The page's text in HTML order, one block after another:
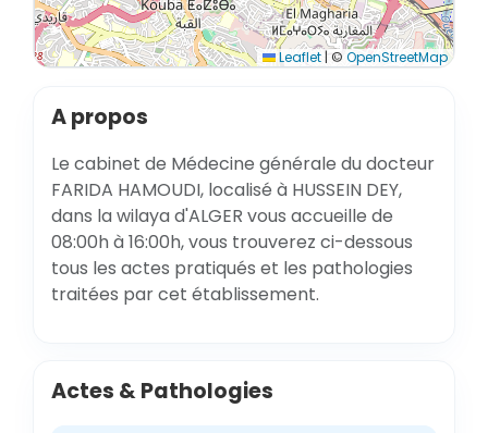
Leaflet | © OpenStreetMap
A propos
Le cabinet de Médecine générale du docteur
FARIDA HAMOUDI, localisé à HUSSEIN DEY,
dans la wilaya d'ALGER vous accueille de
08:00h à 16:00h, vous trouverez ci-dessous
tous les actes pratiqués et les pathologies
traitées par cet établissement.
Actes & Pathologies